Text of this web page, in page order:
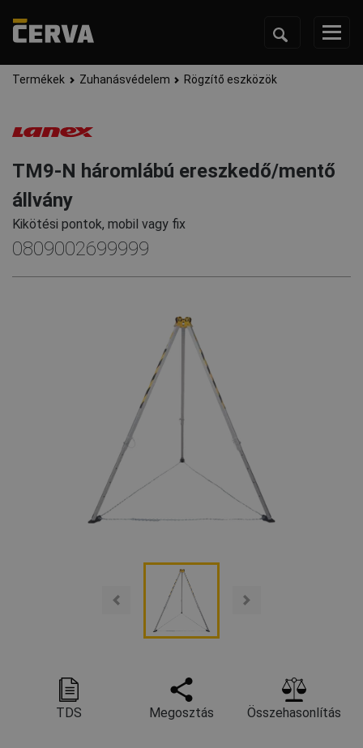
Termékek Zuhanásvédelem Rögzítő eszközök
TM9-N háromlábú ereszkedő/mentő
állvány
Kikötési pontok, mobil vagy fix
0809002699999
TDS Megosztás Összehasonlítás